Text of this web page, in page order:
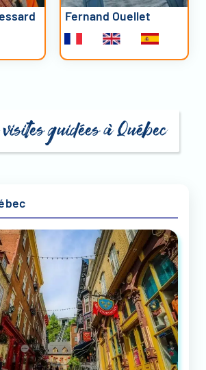
Fernand Ouellet
guidées à Québec